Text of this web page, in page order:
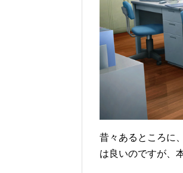
昔々あるところに
は良いのですが、